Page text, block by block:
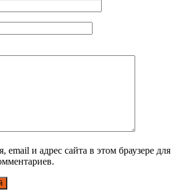
email и адрес сайта в этом браузере для